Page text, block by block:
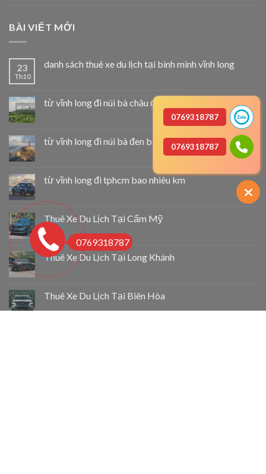
BÀI VIẾT MỚI
23
Th10
danh sách thuê xe du lịch tại bình minh vĩnh long
từ vĩnh long đi núi bà châu đốc bao nhiêu km
từ vĩnh long đi núi bà đen bao nhiêu km
từ vĩnh long đi tphcm bao nhiêu km
Thuê Xe Du Lịch Tại Cẩm Mỹ
Thuê Xe Du Lịch Tại Long Khánh
Thuê Xe Du Lịch Tại Biên Hòa
0769318787
0769318787
0769318787